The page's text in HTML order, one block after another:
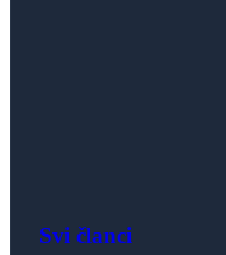
Svi članci